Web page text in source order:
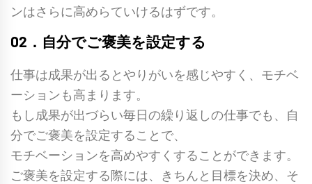
ンはさらに高めらていけるはずです。
02．自分でご褒美を設定する
仕事は成果が出るとやりがいを感じやすく、モチベ
ーションも高まります。
もし成果が出づらい毎日の繰り返しの仕事でも、自
分でご褒美を設定することで、
モチベーションを高めやすくすることができます。
ご褒美を設定する際には、きちんと目標を決め、そ